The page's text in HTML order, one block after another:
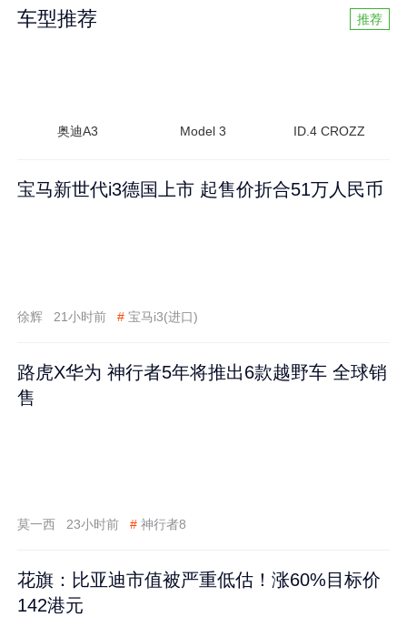
车型推荐 推荐
奥迪A3 Model 3 ID.4 CROZZ
宝马新世代i3德国上市 起售价折合51万人民币
徐辉 21小时前 # 宝马i3(进口)
路虎X华为 神行者5年将推出6款越野车 全球销
售
莫一西 23小时前 # 神行者8
花旗：比亚迪市值被严重低估！涨60%目标价
142港元